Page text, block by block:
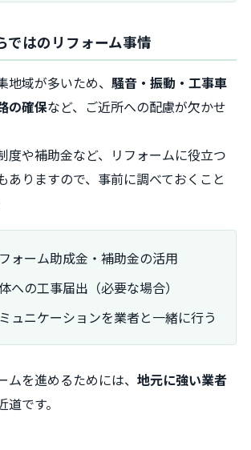
ではのリフォーム事情
域が多いため、 騒音・振動・工事車
の確保など、ご近所への配慮が欠かせ
度や補助金など、リフォームに役立つ
ありますので、事前に調べておくこと
ォーム助成金・補助金の活用
への工事届出（必要な場合）
ュニケーションを業者と一緒に行う
ムを進めるためには、 地元に強い業者
です。